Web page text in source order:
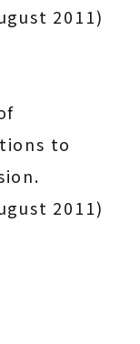
2011)
to
2011)